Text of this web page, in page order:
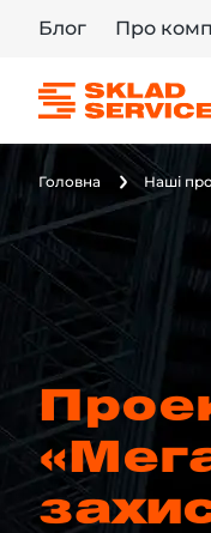
Блог Про
Головна Наші